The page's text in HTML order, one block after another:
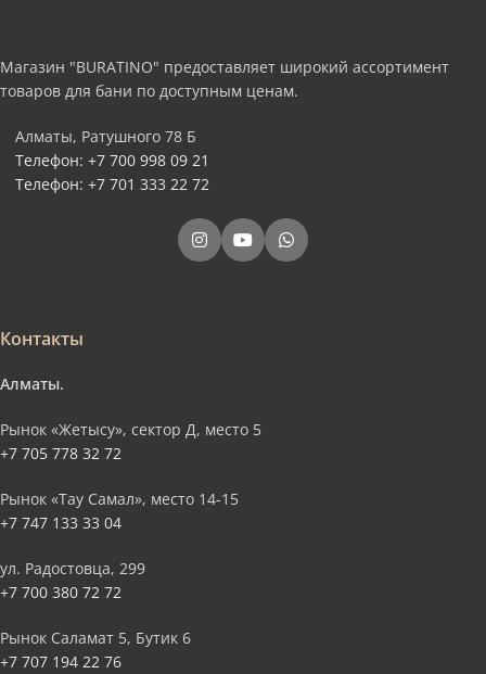
Магазин "BURATINO" предоставляет широкий ассортимент
товаров для бани по доступным ценам.
Алматы, Ратушного 78 Б
Телефон: +7 700 998 09 21
Телефон: +7 701 333 22 72
Контакты
Алматы.
Рынок «Жетысу», сектор Д, место 5
+7 705 778 32 72
Рынок «Тау Самал», место 14-15
+7 747 133 33 04
ул. Радостовца, 299
+7 700 380 72 72
Рынок Саламат 5, Бутик 6
+7 707 194 22 76